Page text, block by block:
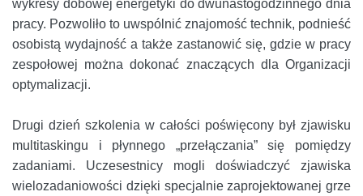
wykresy dobowej energetyki do dwunastogodzinnego dnia
pracy. Pozwoliło to uwspólnić znajomość technik, podnieść
osobistą wydajność a także zastanowić się, gdzie w pracy
zespołowej można dokonać znaczących dla Organizacji
optymalizacji.
Drugi dzień szkolenia w całości poświęcony był zjawisku
multitaskingu i płynnego „przełączania” się pomiędzy
zadaniami. Uczesestnicy mogli doświadczyć zjawiska
wielozadaniowości dzięki specjalnie zaprojektowanej grze